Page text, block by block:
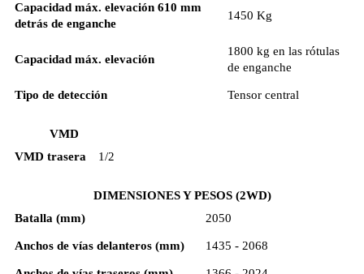
Capacidad máx. elevación 610 mm
detrás de enganche
1450 Kg
Capacidad máx. elevación
1800 kg en las rótulas
de enganche
Tipo de detección Tensor central
VMD
VMD trasera
1/2
DIMENSIONES Y PESOS (2WD)
Batalla (mm)
2050
Anchos de vías delanteros (mm) 1435 - 2068